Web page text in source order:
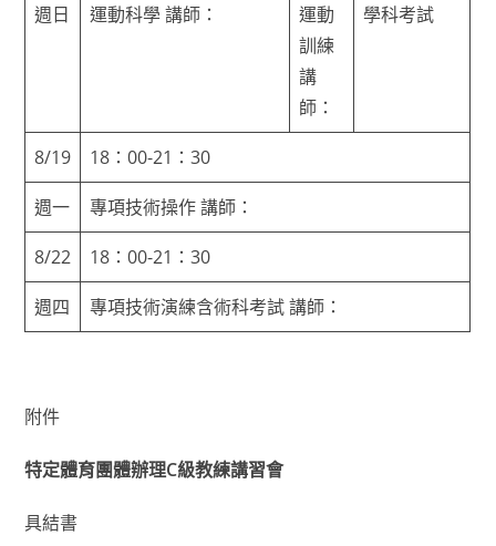
週日 運動科學 講師：
運動
訓練
講
師：
學科考試
8/19 18：00-21：30
週一 專項技術操作 講師：
8/22 18：00-21：30
週四 專項技術演練含術科考試 講師：
附件
特定體育團體辦理C級教練講習會
具結書